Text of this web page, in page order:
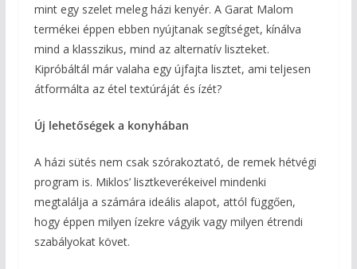
mint egy szelet meleg házi kenyér. A Garat Malom
termékei éppen ebben nyújtanak segítséget, kínálva
mind a klasszikus, mind az alternatív liszteket.
Kipróbáltál már valaha egy újfajta lisztet, ami teljesen
átformálta az étel textúráját és ízét?
Új lehetőségek a konyhában
A házi sütés nem csak szórakoztató, de remek hétvégi
program is. Miklos’ lisztkeverékeivel mindenki
megtalálja a számára ideális alapot, attól függően,
hogy éppen milyen ízekre vágyik vagy milyen étrendi
szabályokat követ.